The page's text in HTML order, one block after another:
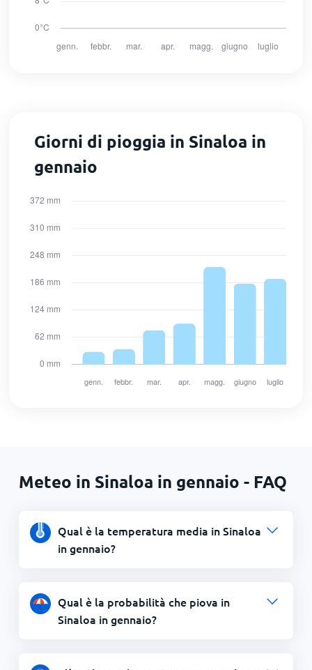
Giorni di pioggia in Sinaloa in
gennaio
Meteo in Sinaloa in gennaio - FAQ
Qual è la temperatura media in Sinaloa
in gennaio?
Qual è la probabilità che piova in
Sinaloa in gennaio?